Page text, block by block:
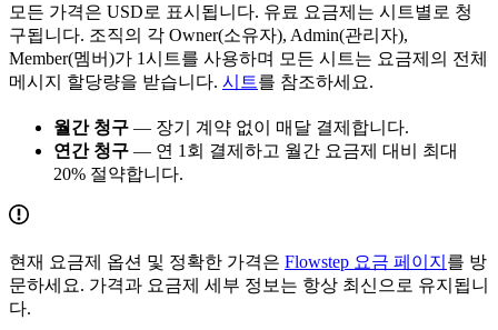
모든 가격은 USD로 표시됩니다. 유료 요금제는 시트별로 청
구됩니다. 조직의 각 Owner(소유자), Admin(관리자),
Member(멤버)가 1시트를 사용하며 모든 시트는 요금제의 전체
메시지 할당량을 받습니다. 시트를 참조하세요.
월간 청구 — 장기 계약 없이 매달 결제합니다.
연간 청구 — 연 1회 결제하고 월간 요금제 대비 최대
20% 절약합니다.
현재 요금제 옵션 및 정확한 가격은 Flowstep 요금 페이지 를 방
문하세요. 가격과 요금제 세부 정보는 항상 최신으로 유지됩니
다.